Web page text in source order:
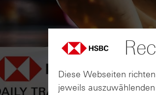
Diese Webseiten
jeweils